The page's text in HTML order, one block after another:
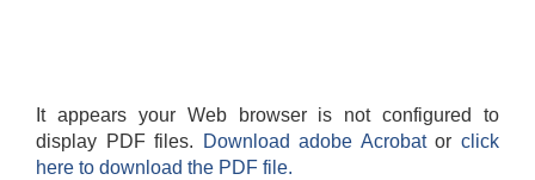
It appears your Web browser is not configured to
display PDF files.
Download adobe Acrobatorclick
here to download the PDF file.